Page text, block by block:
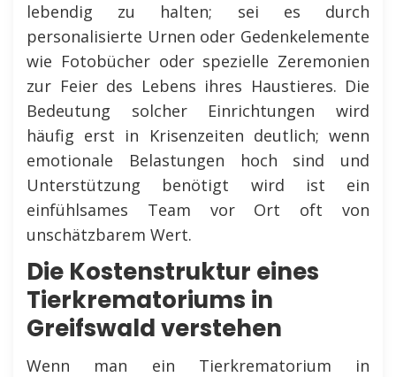
lebendig zu halten; sei es durch
personalisierte Urnen oder Gedenkelemente
wie Fotobücher oder spezielle Zeremonien
zur Feier des Lebens ihres Haustieres. Die
Bedeutung solcher Einrichtungen wird
häufig erst in Krisenzeiten deutlich; wenn
emotionale Belastungen hoch sind und
Unterstützung benötigt wird ist ein
einfühlsames Team vor Ort oft von
unschätzbarem Wert.
Die Kostenstruktur eines
Tierkrematoriums in
Greifswald verstehen
Wenn man ein Tierkrematorium in